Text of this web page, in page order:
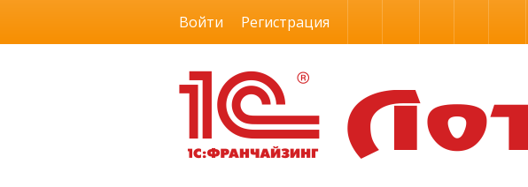
Размер шрифта
Войти Регистрация